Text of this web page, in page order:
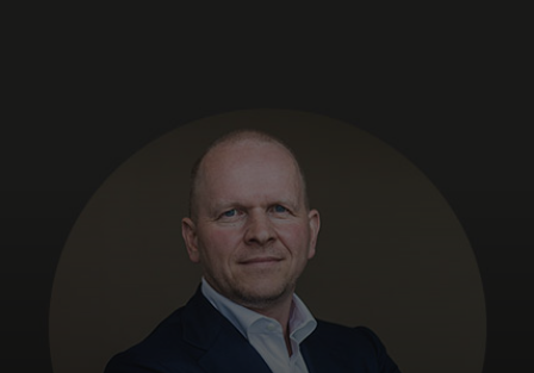
Pour le monde
Pour les innovateurs
Actualités et tendances